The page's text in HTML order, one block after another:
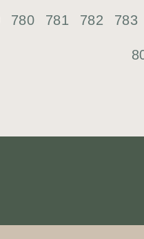
780 781 782 783